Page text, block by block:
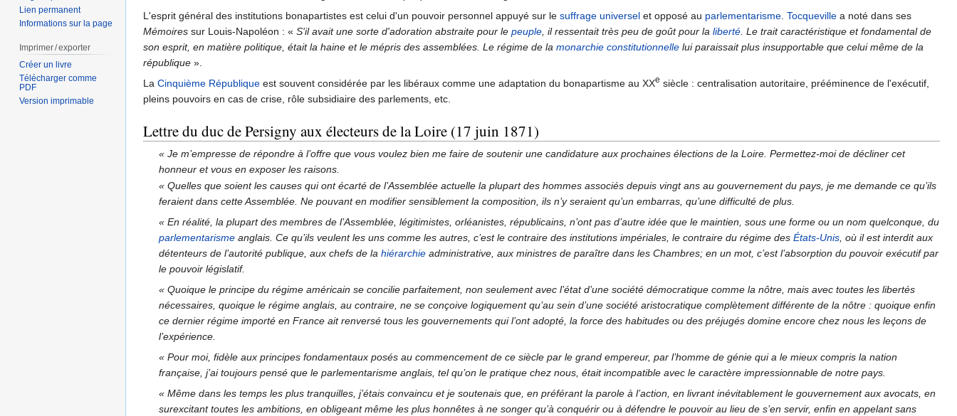
L'esprit général des institutions bonapartistes est celui d'un pouvoir personnel appuyé sur le suffrage universel et opposé au parlementarisme. Tocqueville a noté dans ses
Mémoires sur Louis-Napoléon : « S'il avait une sorte d'adoration abstraite pour le peuple, il ressentait très peu de goût pour la liberté. Le trait caractéristique et fondamental de
son esprit, en matière politique, était la haine et le mépris des assemblées. Le régime de la monarchie constitutionnelle lui paraissait plus insupportable que celui même de la
république ».
La Cinquième République est souvent considérée par les libéraux comme une adaptation du bonapartisme au XXe siècle : centralisation autoritaire, prééminence de l'exécutif,
pleins pouvoirs en cas de crise, rôle subsidiaire des parlements, etc.
Lettre du duc de Persigny aux électeurs de la Loire (17 juin 1871)
« Je m’empresse de répondre à l’offre que vous voulez bien me faire de soutenir une candidature aux prochaines élections de la Loire. Permettez-moi de décliner cet
honneur et vous en exposer les raisons.
« Quelles que soient les causes qui ont écarté de l’Assemblée actuelle la plupart des hommes associés depuis vingt ans au gouvernement du pays, je me demande ce qu’ils
feraient dans cette Assemblée. Ne pouvant en modifier sensiblement la composition, ils n’y seraient qu’un embarras, qu’une difficulté de plus.
« En réalité, la plupart des membres de l’Assemblée, légitimistes, orléanistes, républicains, n’ont pas d’autre idée que le maintien, sous une forme ou un nom quelconque, du
parlementarisme anglais. Ce qu’ils veulent les uns comme les autres, c’est le contraire des institutions impériales, le contraire du régime desÉtats-Unis , où il est interdit aux
détenteurs de l’autorité publique, aux chefs de lahiérarchie administrative, aux ministres de paraître dans les Chambres; en un mot, c’est l’absorption du pouvoir exécutif par
le pouvoir législatif.
« Quoique le principe du régime américain se concilie parfaitement, non seulement avec l’état d’une société démocratique comme la nôtre, mais avec toutes les libertés
nécessaires, quoique le régime anglais, au contraire, ne se conçoive logiquement qu’au sein d’une société aristocratique complètement différente de la nôtre : quoique enfin
ce dernier régime importé en France ait renversé tous les gouvernements qui l’ont adopté, la force des habitudes ou des préjugés domine encore chez nous les leçons de
l’expérience.
« Pour moi, fidèle aux principes fondamentaux posés au commencement de ce siècle par le grand empereur, par l’homme de génie qui a le mieux compris la nation
française, j’ai toujours pensé que le parlementarisme anglais, tel qu’on le pratique chez nous, était incompatible avec le caractère impressionnable de notre pays.
« Même dans les temps les plus tranquilles, j’étais convaincu et je soutenais que, en préférant la parole à l’action, en livrant inévitablement le gouvernement aux avocats, en
surexcitant toutes les ambitions, en obligeant même les plus honnêtes à ne songer qu’à conquérir ou à défendre le pouvoir au lieu de s’en servir, enfin en appelant sans
Lien permanent
Informations sur la page
Imprimer / exporter
Créer un livre
Télécharger comme
PDF
Version imprimable